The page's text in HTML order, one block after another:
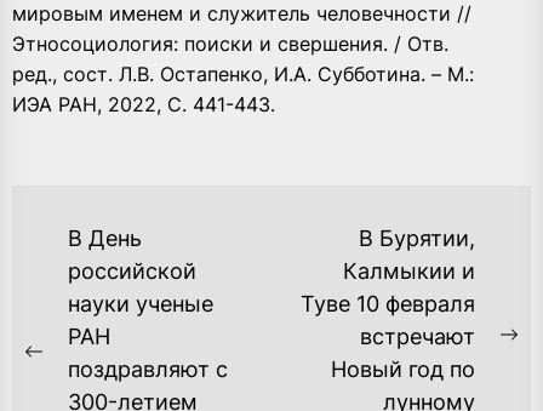
мировым именем и служитель человечности //
Этносоциология: поиски и свершения. / Отв.
ред., сост. Л.В. Остапенко, И.А. Субботина. – М.:
ИЭА РАН, 2022, С. 441-443.
НАВИГАЦИЯ
ЗАПИСЯМ
Previous
post:
В День
российской
науки ученые
РАН
поздравляют с
300-летием
В Бурятии,
Калмыкии и
Туве 10 февраля
встречают
Новый год по
лунному